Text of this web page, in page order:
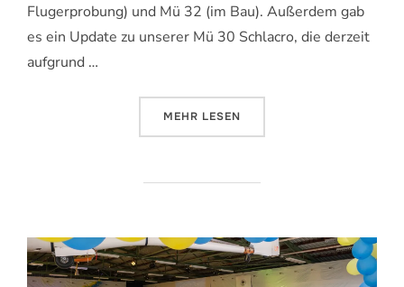
Flugerprobung) und Mü 32 (im Bau). Außerdem gab
es ein Update zu unserer Mü 30 Schlacro, die derzeit
aufgrund …
MEHR ÜBER „JHV 2025: NEUE (ALTE)
LESEN